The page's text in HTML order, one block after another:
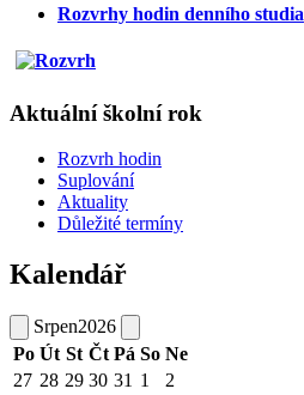
Rozvrhy hodin denního studia
Aktuální školní rok
Rozvrh hodin
Suplování
Aktuality
Důležité termíny
Kalendář
Srpen2026
Po Út St Čt Pá So Ne
27 28 29 30 31 1
2